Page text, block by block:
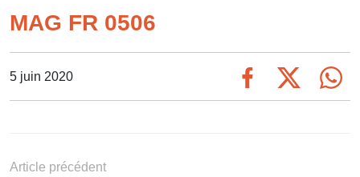
MAG FR 0506
5 juin 2020
Article précédent